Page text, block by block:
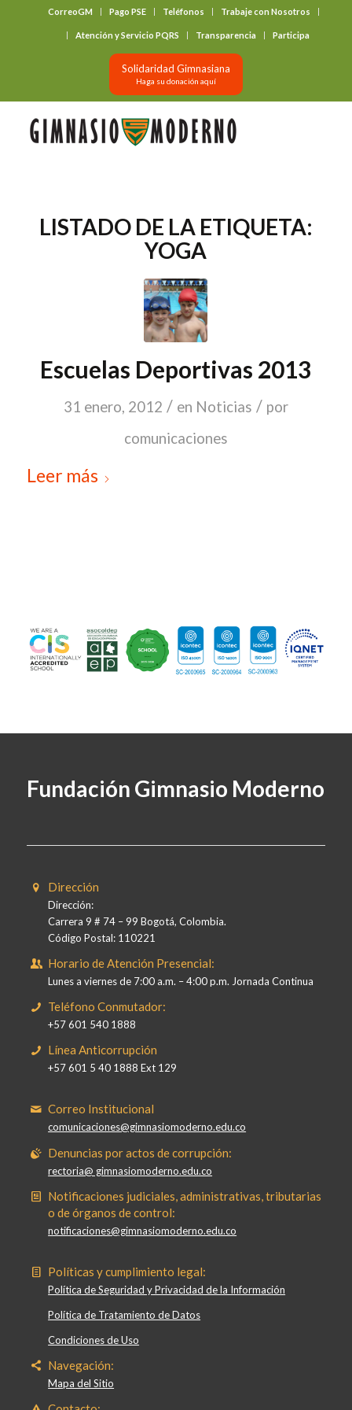
CorreoGM Pago PSE Teléfonos Trabaje con Nosotros
Atención y Servicio PQRS Transparencia Participa
Solidaridad Gimnasiana
Haga su donación aquí
LISTADO DE LA ETIQUETA:
YOGA
Escuelas Deportivas 2013
31 enero, 2012 / en Noticias / por
comunicaciones
Leer más
Fundación Gimnasio Moderno
Dirección
Dirección:
Carrera 9 # 74 – 99 Bogotá, Colombia.
Código Postal: 110221
Horario de Atención Presencial:
Lunes a viernes de 7:00 a.m. – 4:00 p.m. Jornada Continua
Teléfono Conmutador:
+57 601 540 1888
Línea Anticorrupción
+57 601 5 40 1888 Ext 129
Correo Institucional
comunicaciones@gimnasiomoderno.edu.co
Denuncias por actos de corrupción:
rectoria@ gimnasiomoderno.edu.co
Notificaciones judiciales, administrativas, tributarias
o de órganos de control:
notificaciones@gimnasiomoderno.edu.co
Políticas y cumplimiento legal:
Política de Seguridad y Privacidad de la Información
Política de Tratamiento de Datos
Condiciones de Uso
Navegación:
Mapa del Sitio